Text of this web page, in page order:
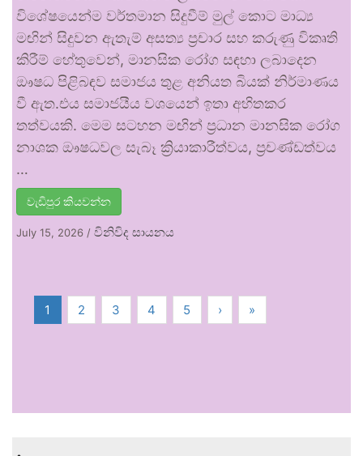
විශේෂයෙන්ම වර්තමාන සිදුවීම් මුල් කොට මාධ්‍ය
මඟින් සිදුවන ඇතැම් අසත්‍ය ප්‍රචාර සහ කරුණු විකෘති
කිරීම් හේතුවෙන්, මානසික රෝග සඳහා ලබාදෙන
ඖෂධ පිළිබඳව සමාජය තුළ අනියත බියක් නිර්මාණය
වී ඇත.එය සමාජයීය වශයෙන් ඉතා අහිතකර
තත්වයකි. මෙම සටහන මඟින් ප්‍රධාන මානසික රෝග
නාශක ඖෂධවල සැබෑ ක්‍රියාකාරීත්වය, ප්‍රචණ්ඩත්වය
…
වැඩිපුර කියවන්න
July 15, 2026 / විනිවිද සායනය
1 2 3 4 5 › »
.